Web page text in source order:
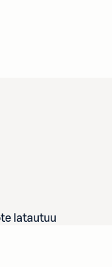
latautuu